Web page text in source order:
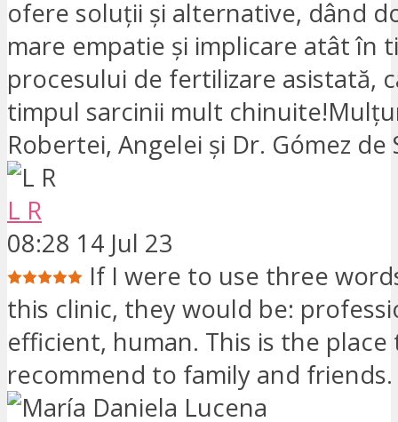
ofere soluții și alternative, dând
mare empatie și implicare atât în
procesului de fertilizare asistată,
timpul sarcinii mult
Robertei, Angelei și Dr. Gómez de
L R
08:28 14 Jul 23
If I were to use three
this clinic, they would be:
efficient, human. This is the
recommend to family and friends.